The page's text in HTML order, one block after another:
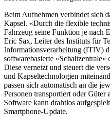
Beim Aufnehmen verbindet sich
Kapsel. «Durch die flexible
Fahrzeug seine Funktion je nach
Eric Sax, Leiter des Instituts für
Informationsverarbeitung (ITIV)
softwarebasierte
Diese vernetzt und steuert die
und Kapseltechnologien
passen sich automatisch an die
Personen transportiert oder Güter
Software kann drahtlos
Smartphone-Update.